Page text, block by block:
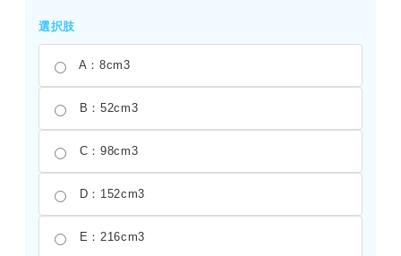
選択肢
A：8cm3
B：52cm3
C：98cm3
D：152cm3
E：216cm3